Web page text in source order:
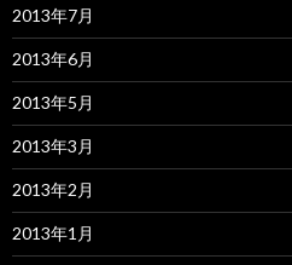
2013年7月
2013年6月
2013年5月
2013年3月
2013年2月
2013年1月